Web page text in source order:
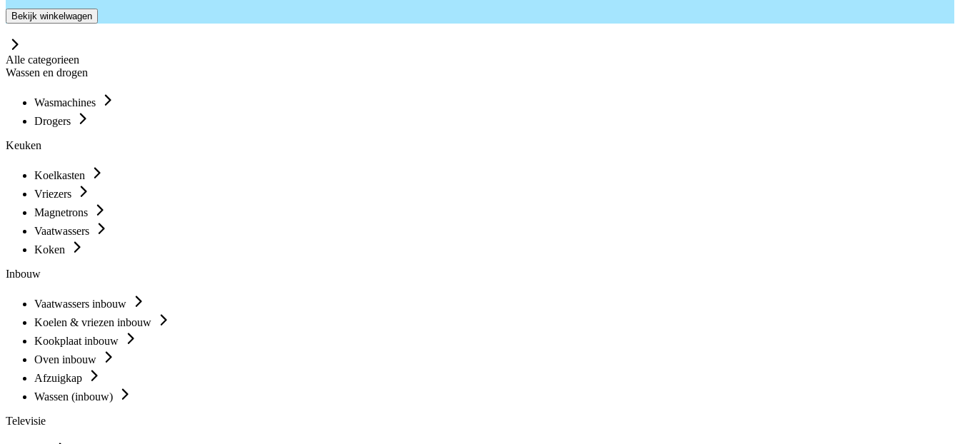
Bekijk winkelwagen
Alle categorieen
Wassen en drogen
Wasmachines
Drogers
Keuken
Koelkasten
Vriezers
Magnetrons
Vaatwassers
Koken
Inbouw
Vaatwassers inbouw
Koelen & vriezen inbouw
Kookplaat inbouw
Oven inbouw
Afzuigkap
Wassen (inbouw)
Televisie